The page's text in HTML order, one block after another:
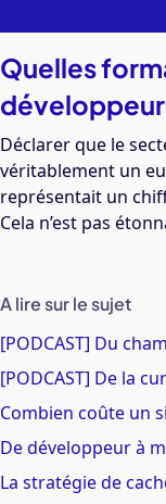
Quelles
Déclarer que le
véritablement un
représentait un
Cela n’est pas
A lire sur le sujet
[PODCAST] Du
[PODCAST] De la
Combien coûte un
De développeur à
La stratégie de